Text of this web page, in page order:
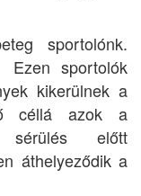
sportolónk.
Ezen sportolók
kikerülnek a
céllá azok a
sérülés előtt
áthelyeződik a